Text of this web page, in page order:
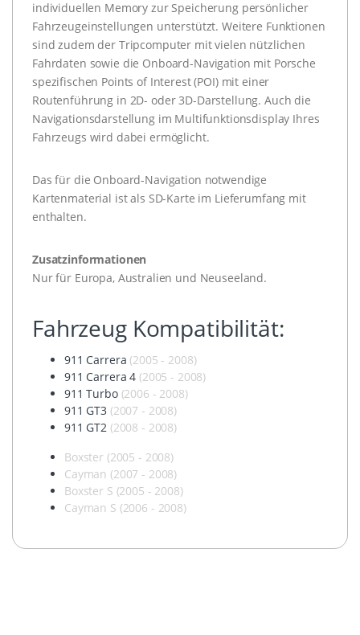
individuellen Memory zur Speicherung persönlicher
Fahrzeugeinstellungen unterstützt. Weitere Funktionen
sind zudem der Tripcomputer mit vielen nützlichen
Fahrdaten sowie die Onboard-Navigation mit Porsche
spezifischen Points of Interest (POI) mit einer
Routenführung in 2D- oder 3D-Darstellung. Auch die
Navigationsdarstellung im Multifunktionsdisplay Ihres
Fahrzeugs wird dabei ermöglicht.
Das für die Onboard-Navigation notwendige
Kartenmaterial ist als SD-Karte im Lieferumfang mit
enthalten.
Zusatzinformationen
Nur für Europa, Australien und Neuseeland.
Fahrzeug Kompatibilität:
911 Carrera (2005 - 2008)
911 Carrera 4 (2005 - 2008)
911 Turbo (2006 - 2008)
911 GT3 (2007 - 2008)
911 GT2 (2008 - 2008)
Boxster (2005 - 2008)
Cayman (2007 - 2008)
Boxster S (2005 - 2008)
Cayman S (2006 - 2008)